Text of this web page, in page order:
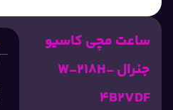
ساعت مچی کاسیو
جنرال W-218H-
4B2VDF